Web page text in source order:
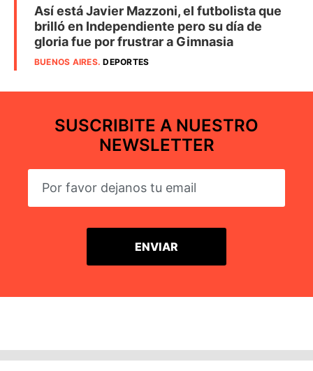
Así está Javier Mazzoni, el futbolista que
brilló en Independiente pero su día de
gloria fue por frustrar a Gimnasia
BUENOS AIRES.DEPORTES
SUSCRIBITE A NUESTRO
NEWSLETTER